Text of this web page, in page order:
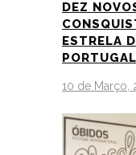
DEZ
ESTRELA
10 de Março,